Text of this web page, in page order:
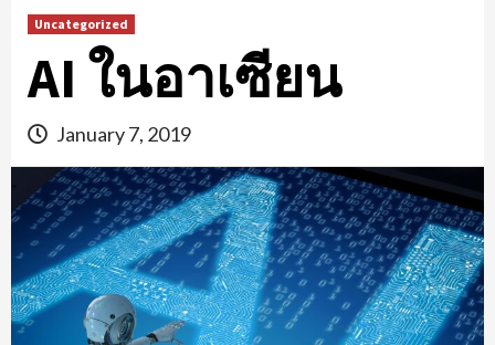
Uncategorized
AI ในอาเซียน
January 7, 2019